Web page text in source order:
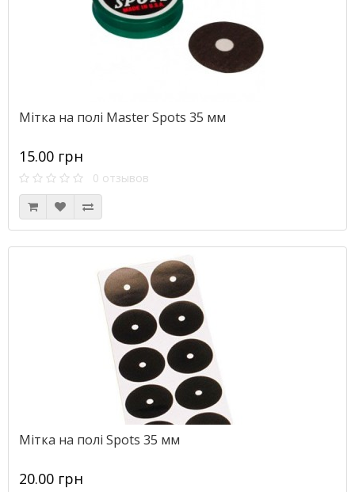
Мітка на полі Master Spots 35 мм
15.00 грн
0 отзывов
Мітка на полі Spots 35 мм
20.00 грн